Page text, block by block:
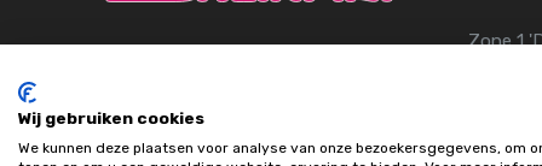
Zone 1
Wij gebruiken cookies
We kunnen deze plaatsen voor analyse van onze bezoekersgegevens,